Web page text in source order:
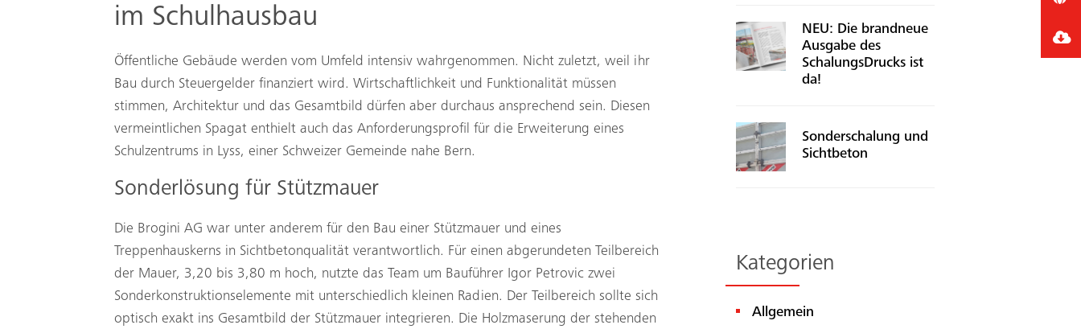
im Schulhausbau
Öffentliche Gebäude werden vom Umfeld intensiv wahrgenommen. Nicht zuletzt, weil ihr
Bau durch Steuergelder finanziert wird. Wirtschaftlichkeit und Funktionalität müssen
stimmen, Architektur und das Gesamtbild dürfen aber durchaus ansprechend sein. Diesen
vermeintlichen Spagat enthielt auch das Anforderungsprofil für die Erweiterung eines
Schulzentrums in Lyss, einer Schweizer Gemeinde nahe Bern.
Sonderlösung für Stützmauer
Die Brogini AG war unter anderem für den Bau einer Stützmauer und eines
Treppenhauskerns in Sichtbetonqualität verantwortlich. Für einen abgerundeten Teilbereich
der Mauer, 3,20 bis 3,80 m hoch, nutzte das Team um Bauführer Igor Petrovic zwei
Sonderkonstruktionselemente mit unterschiedlich kleinen Radien. Der Teilbereich sollte sich
optisch exakt ins Gesamtbild der Stützmauer integrieren. Die Holzmaserung der stehenden
NEU: Die brandneue
Ausgabe des
SchalungsDrucks ist
da!
Sonderschalung und
Sichtbeton
Kategorien
Allgemein